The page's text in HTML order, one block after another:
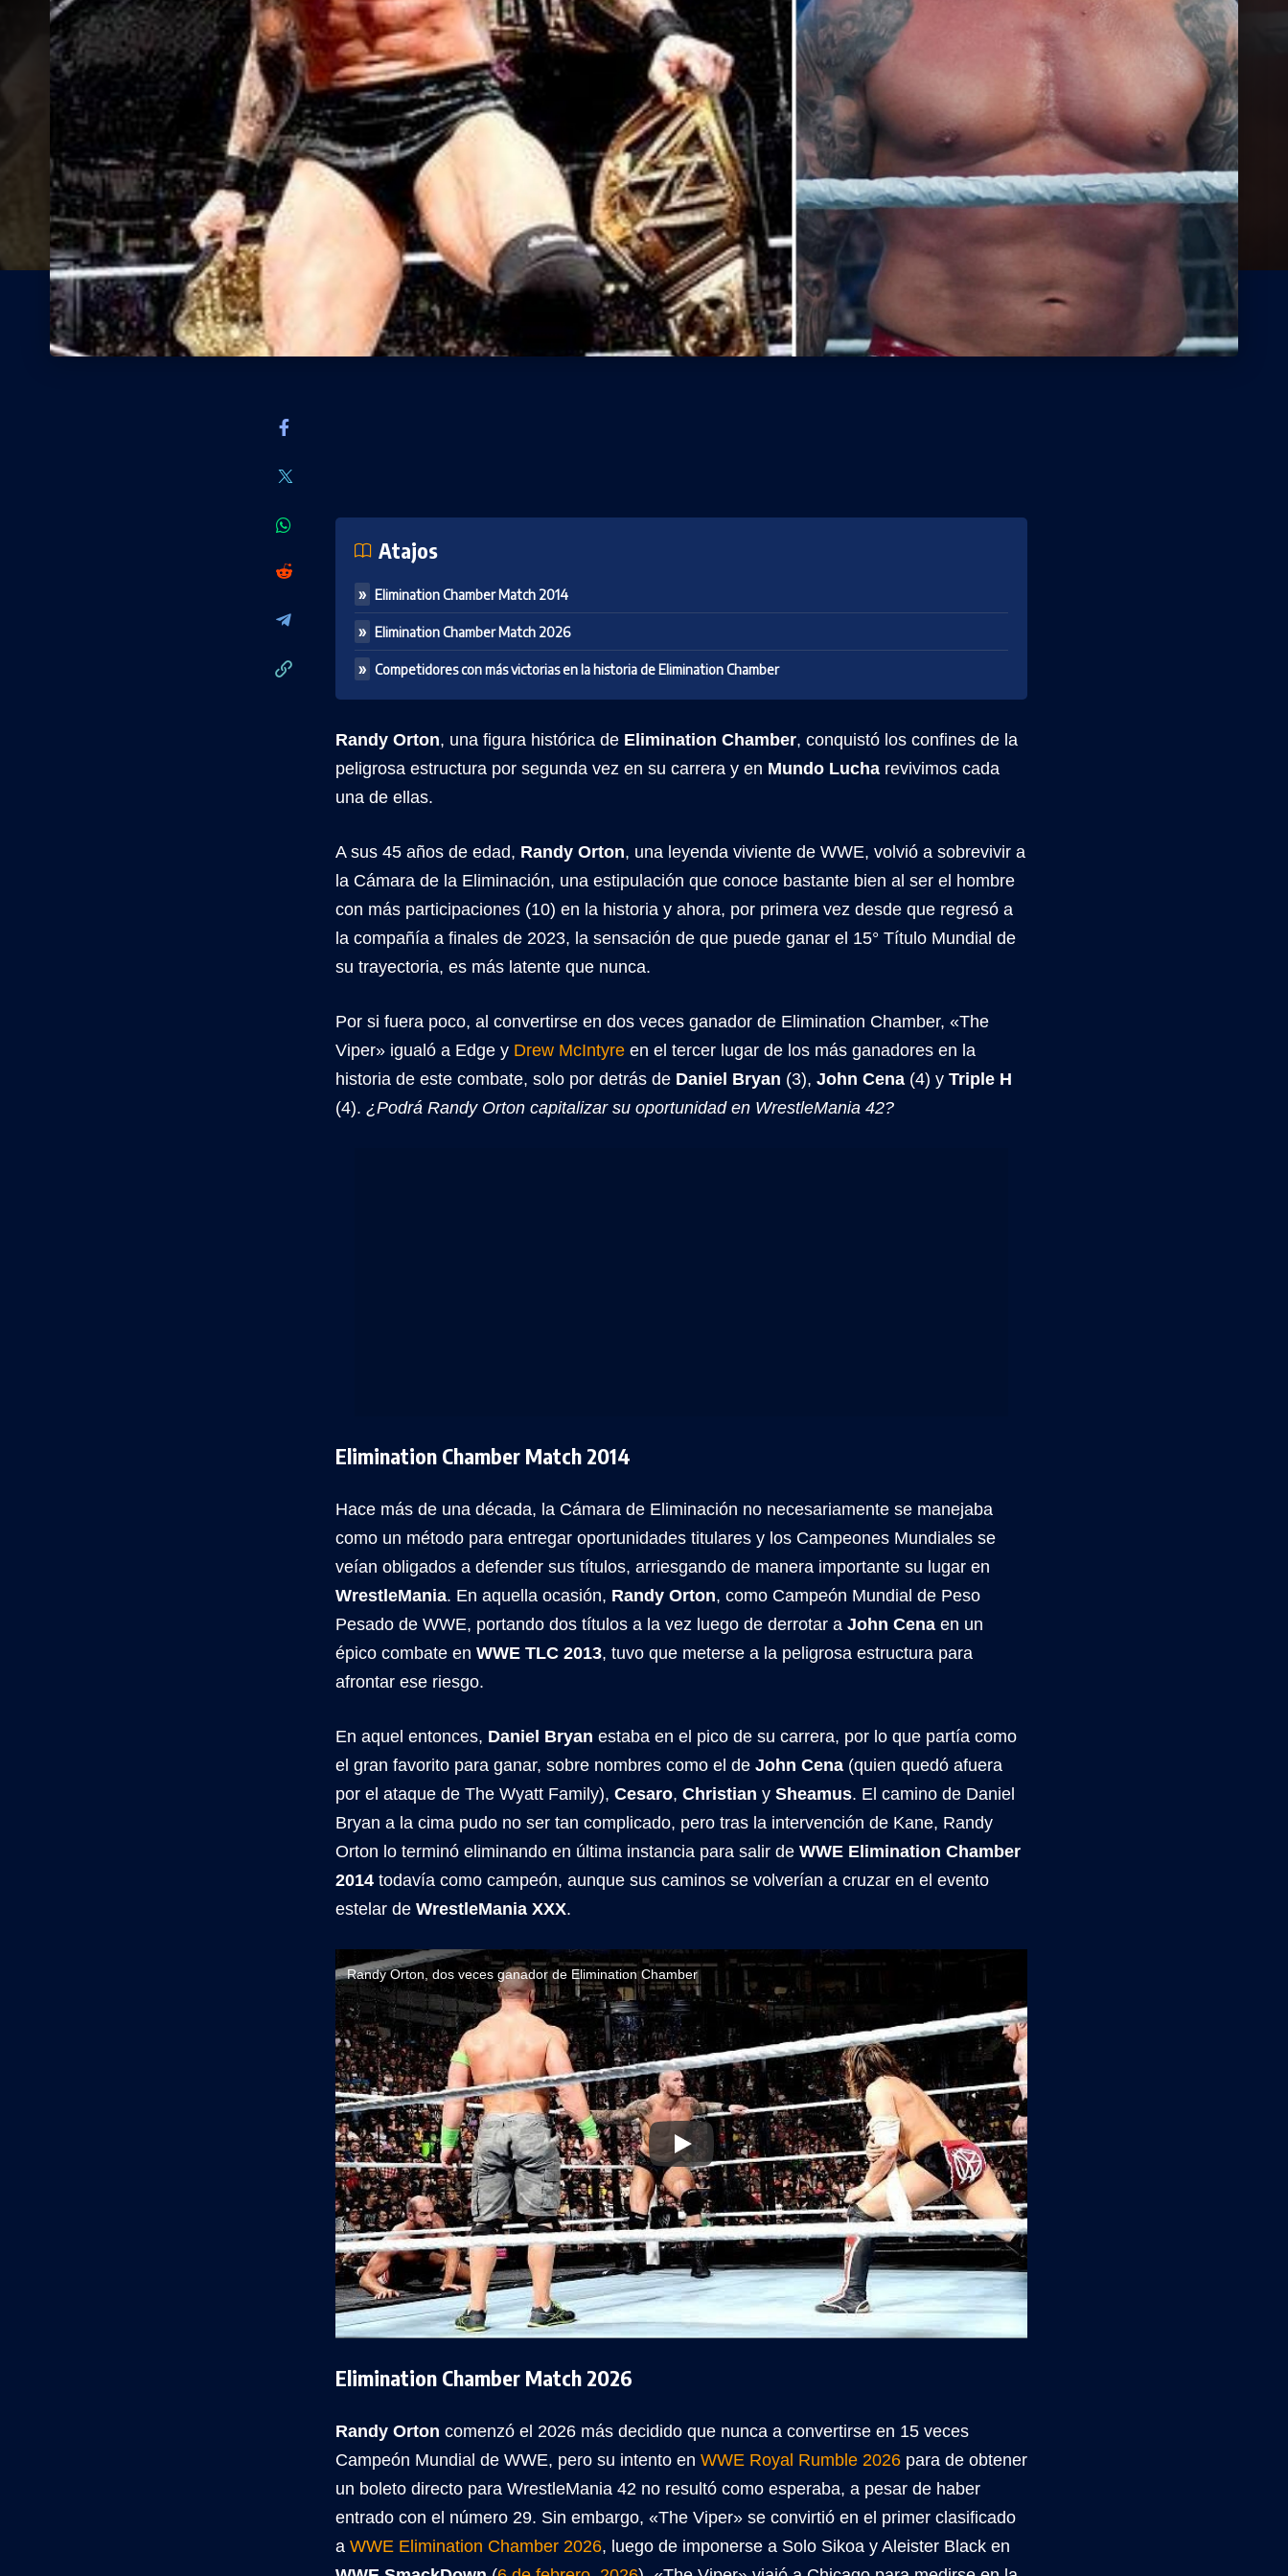
Atajos
Elimination Chamber Match 2014
Elimination Chamber Match 2026
Competidores con más victorias en la historia de Elimination Chamber
Randy Orton, una figura histórica de Elimination Chamber, conquistó los confines de la
peligrosa estructura por segunda vez en su carrera y en Mundo Lucha revivimos cada
una de ellas.
A sus 45 años de edad, Randy Orton, una leyenda viviente de WWE, volvió a sobrevivir a
la Cámara de la Eliminación, una estipulación que conoce bastante bien al ser el hombre
con más participaciones (10) en la historia y ahora, por primera vez desde que regresó a
la compañía a finales de 2023, la sensación de que puede ganar el 15° Título Mundial de
su trayectoria, es más latente que nunca.
Por si fuera poco, al convertirse en dos veces ganador de Elimination Chamber, «The
Viper» igualó a Edge y Drew McIntyre en el tercer lugar de los más ganadores en la
historia de este combate, solo por detrás de Daniel Bryan (3), John Cena (4) y Triple H
(4). ¿Podrá Randy Orton capitalizar su oportunidad en WrestleMania 42?
Elimination Chamber Match 2014
Hace más de una década, la Cámara de Eliminación no necesariamente se manejaba
como un método para entregar oportunidades titulares y los Campeones Mundiales se
veían obligados a defender sus títulos, arriesgando de manera importante su lugar en
WrestleMania. En aquella ocasión, Randy Orton, como Campeón Mundial de Peso
Pesado de WWE, portando dos títulos a la vez luego de derrotar a John Cena en un
épico combate en WWE TLC 2013, tuvo que meterse a la peligrosa estructura para
afrontar ese riesgo.
En aquel entonces, Daniel Bryan estaba en el pico de su carrera, por lo que partía como
el gran favorito para ganar, sobre nombres como el de John Cena (quien quedó afuera
por el ataque de The Wyatt Family), Cesaro, Christian y Sheamus. El camino de Daniel
Bryan a la cima pudo no ser tan complicado, pero tras la intervención de Kane, Randy
Orton lo terminó eliminando en última instancia para salir de WWE Elimination Chamber
2014 todavía como campeón, aunque sus caminos se volverían a cruzar en el evento
estelar de WrestleMania XXX.
Randy Orton, dos veces ganador de Elimination Chamber
Elimination Chamber Match 2026
Randy Orton comenzó el 2026 más decidido que nunca a convertirse en 15 veces
Campeón Mundial de WWE, pero su intento en WWE Royal Rumble 2026 para de obtener
un boleto directo para WrestleMania 42 no resultó como esperaba, a pesar de haber
entrado con el número 29. Sin embargo, «The Viper» se convirtió en el primer clasificado
a WWE Elimination Chamber 2026, luego de imponerse a Solo Sikoa y Aleister Black en